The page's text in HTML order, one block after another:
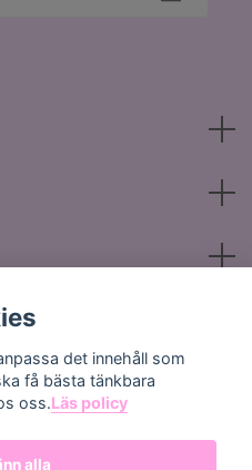
det innehåll som
få bästa tänkbara
oss.Läs policy
alla